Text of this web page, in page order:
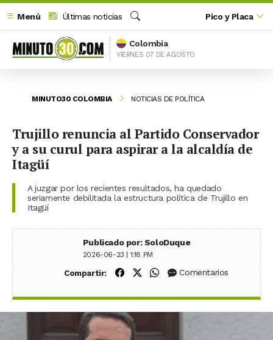
Menú
Últimas noticias
Buscar
Pico y Placa
Colombia
VIERNES 07 DE AGOSTO
MINUTO30 COLOMBIA NOTICIAS DE POLÍTICA
Trujillo renuncia al Partido Conservador
y a su curul para aspirar a la alcaldía de
Itagüí
A juzgar por los recientes resultados, ha quedado
seriamente debilitada la estructura política de Trujillo en
Itagüí
Publicado por: SoloDuque
2026-06-23 | 1:18 PM
Compartir: Compartir en Facebook
Compartir en X (Twitter)
Compartir en WhatsApp
Comentarios